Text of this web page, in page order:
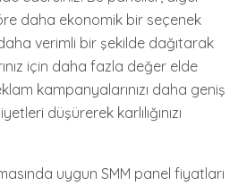
daha ekonomik bir seçenek
verimli bir şekilde dağıtarak
için daha fazla değer elde
kampanyalarınızı daha geniş
düşürerek karlılığınızı
uygun SMM panel fiyatları